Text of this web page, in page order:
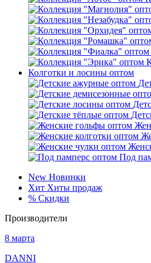
Колготки и лосины оптом
Под
New Новинки
Хит Хиты продаж
% Скидки
Производители
8 марта
DANNI